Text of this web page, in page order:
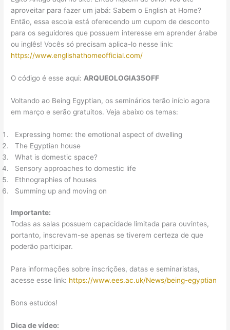
aproveitar para fazer um jabá: Sabem o English at Home?
Então, essa escola está oferecendo um cupom de desconto
para os seguidores que possuem interesse em aprender árabe
ou inglês! Vocês só precisam aplica-lo nesse link:
https://www.englishathomeofficial.com/
O código é esse aqui: ARQUEOLOGIA35OFF
Voltando ao Being Egyptian, os seminários terão início agora
em março e serão gratuitos. Veja abaixo os temas:
Expressing home: the emotional aspect of dwelling
The Egyptian house
What is domestic space?
Sensory approaches to domestic life
Ethnographies of houses
Summing up and moving on
Importante:
Todas as salas possuem capacidade limitada para ouvintes,
portanto, inscrevam-se apenas se tiverem certeza de que
poderão participar.
Para informações sobre inscrições, datas e seminaristas,
acesse esse link: https://www.ees.ac.uk/News/being-egyptian
Bons estudos!
Dica de vídeo: